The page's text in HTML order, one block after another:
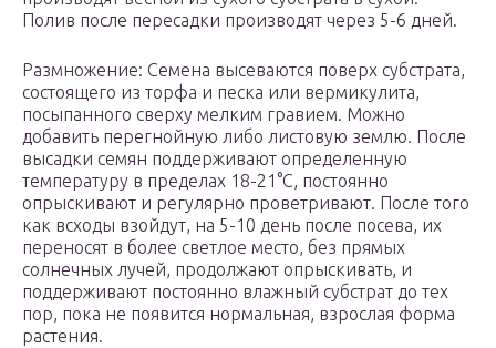
Полив после пересадки производят через 5-6 дней.
Размножение: Семена высеваются поверх субстрата,
состоящего из торфа и песка или вермикулита,
посыпанного сверху мелким гравием. Можно
добавить перегнойную либо листовую землю. После
высадки семян поддерживают определенную
температуру в пределах 18-21°С, постоянно
опрыскивают и регулярно проветривают. После того
как всходы взойдут, на 5-10 день после посева, их
переносят в более светлое место, без прямых
солнечных лучей, продолжают опрыскивать, и
поддерживают постоянно влажный субстрат до тех
пор, пока не появится нормальная, взрослая форма
растения.